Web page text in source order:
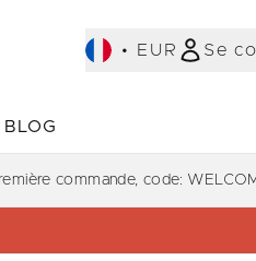
• EUR Se
Accédez au sous-menu (COLLECTIONS)
BLOG
commande, code: